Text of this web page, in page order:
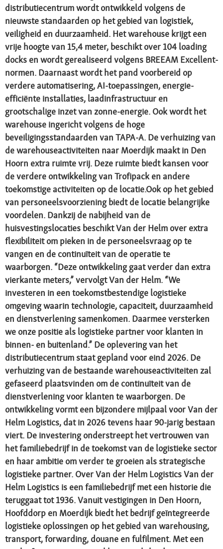
distributiecentrum wordt ontwikkeld volgens de
nieuwste standaarden op het gebied van logistiek,
veiligheid en duurzaamheid. Het warehouse krijgt een
vrije hoogte van 15,4 meter, beschikt over 104 loading
docks en wordt gerealiseerd volgens BREEAM Excellent-
normen. Daarnaast wordt het pand voorbereid op
verdere automatisering, AI-toepassingen, energie-
efficiënte installaties, laadinfrastructuur en
grootschalige inzet van zonne-energie. Ook wordt het
warehouse ingericht volgens de hoge
beveiligingsstandaarden van TAPA-A. De verhuizing van
de warehouseactiviteiten naar Moerdijk maakt in Den
Hoorn extra ruimte vrij. Deze ruimte biedt kansen voor
de verdere ontwikkeling van Trofipack en andere
toekomstige activiteiten op de locatie.Ook op het gebied
van personeelsvoorziening biedt de locatie belangrijke
voordelen. Dankzij de nabijheid van de
huisvestingslocaties beschikt Van der Helm over extra
flexibiliteit om pieken in de personeelsvraag op te
vangen en de continuïteit van de operatie te
waarborgen. “Deze ontwikkeling gaat verder dan extra
vierkante meters,” vervolgt Van der Helm. “We
investeren in een toekomstbestendige logistieke
omgeving waarin technologie, capaciteit, duurzaamheid
en dienstverlening samenkomen. Daarmee versterken
we onze positie als logistieke partner voor klanten in
binnen- en buitenland.” De oplevering van het
distributiecentrum staat gepland voor eind 2026. De
verhuizing van de bestaande warehouseactiviteiten zal
gefaseerd plaatsvinden om de continuïteit van de
dienstverlening voor klanten te waarborgen. De
ontwikkeling vormt een bijzondere mijlpaal voor Van der
Helm Logistics, dat in 2026 tevens haar 90-jarig bestaan
viert. De investering onderstreept het vertrouwen van
het familiebedrijf in de toekomst van de logistieke sector
en haar ambitie om verder te groeien als strategische
logistieke partner. Over Van der Helm Logistics Van der
Helm Logistics is een familiebedrijf met een historie die
teruggaat tot 1936. Vanuit vestigingen in Den Hoorn,
Hoofddorp en Moerdijk biedt het bedrijf geïntegreerde
logistieke oplossingen op het gebied van warehousing,
transport, forwarding, douane en fulfilment. Met een